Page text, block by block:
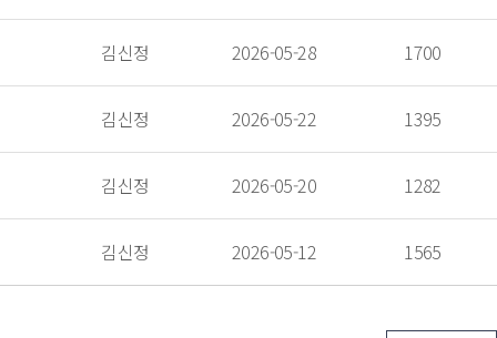
김신정 2026-05-28 1700
김신정 2026-05-22 1395
김신정 2026-05-20 1282
김신정 2026-05-12 1565